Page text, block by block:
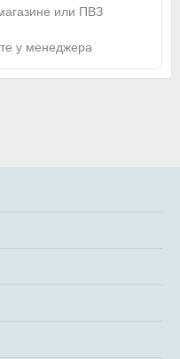
или ПВЗ
у менеджера